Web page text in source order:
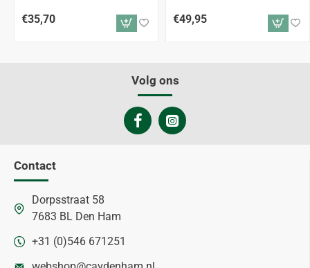
€35,70 €49,95
Volg ons
Contact
Dorpsstraat 58
7683 BL Den Ham
+31 (0)546 671251